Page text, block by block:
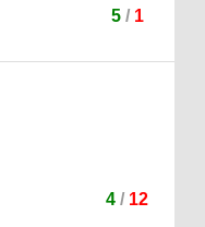
5/ 1
4 / 12